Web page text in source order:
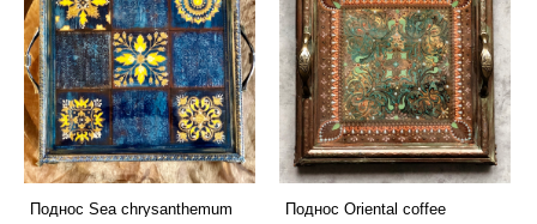
Поднос Sea chrysanthemum Поднос Oriental coffee